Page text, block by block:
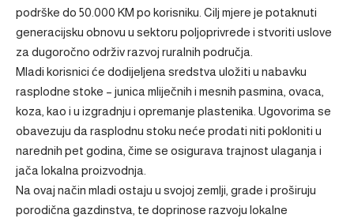
podrške do 50.000 KM po korisniku. Cilj mjere je potaknuti
generacijsku obnovu u sektoru poljoprivrede i stvoriti uslove
za dugoročno održiv razvoj ruralnih područja.
Mladi korisnici će dodijeljena sredstva uložiti u nabavku
rasplodne stoke – junica mliječnih i mesnih pasmina, ovaca,
koza, kao i u izgradnju i opremanje plastenika. Ugovorima se
obavezuju da rasplodnu stoku neće prodati niti pokloniti u
narednih pet godina, čime se osigurava trajnost ulaganja i
jača lokalna proizvodnja.
Na ovaj način mladi ostaju u svojoj zemlji, grade i proširuju
porodična gazdinstva, te doprinose razvoju lokalne